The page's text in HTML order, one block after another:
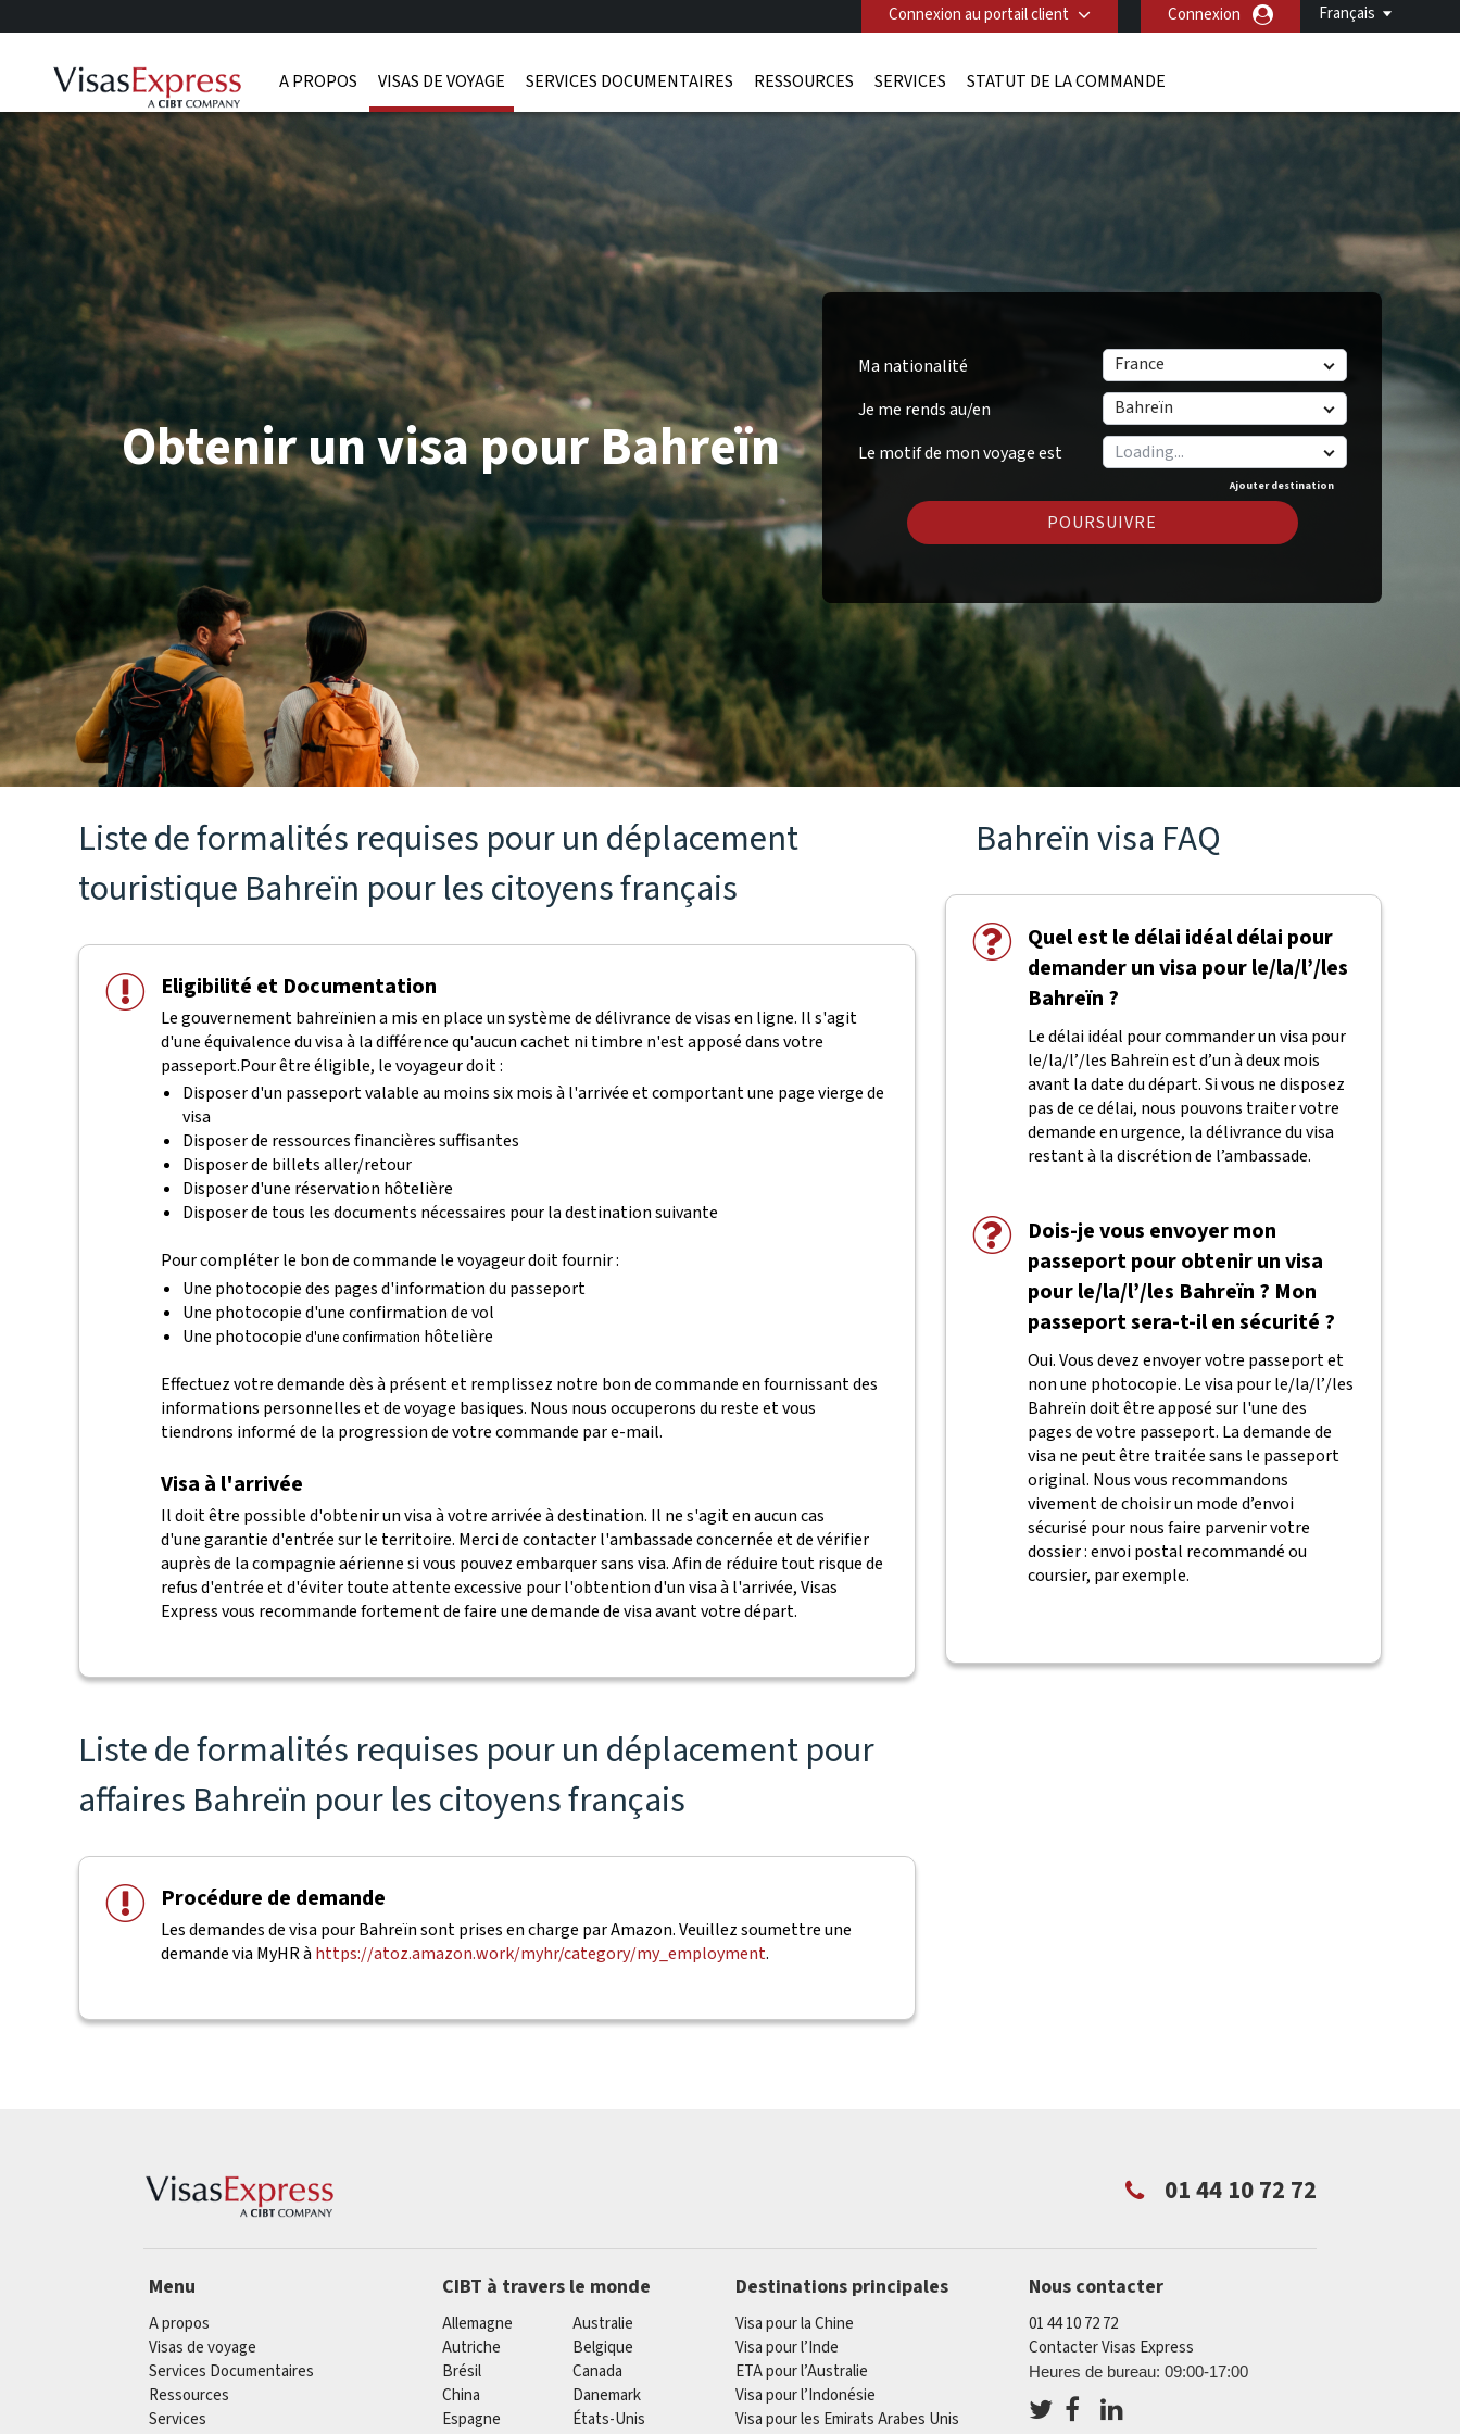
Français
Connexion au portail client Connexion
A PROPOS VISAS DE VOYAGE SERVICES DOCUMENTAIRES RESSOURCES SERVICES STATUT DE LA COMMANDE
Ma nationalité
France
Je me rends au/en
Bahreïn
Le motif de mon voyage est
Ajouter destination
POURSUIVRE
Obtenir un visa pour Bahreïn
Liste de formalités requises pour un déplacement
touristique Bahreïn pour les citoyens français
Eligibilité et Documentation
Le gouvernement bahreïnien a mis en place un système de délivrance de visas en ligne. Il s'agit
d'une équivalence du visa à la différence qu'aucun cachet ni timbre n'est apposé dans votre
passeport.Pour être éligible, le voyageur doit :
Disposer d'un passeport valable au moins six mois à l'arrivée et comportant une page vierge de
visa
Disposer de ressources financières suffisantes
Disposer de billets aller/retour
Disposer d'une réservation hôtelière
Disposer de tous les documents nécessaires pour la destination suivante
Pour compléter le bon de commande le voyageur doit fournir :
Une photocopie des pages d'information du passeport
Une photocopie d'une confirmation de vol
Une photocopie d'une confirmation hôtelière
Effectuez votre demande dès à présent et remplissez notre bon de commande en fournissant des
informations personnelles et de voyage basiques. Nous nous occuperons du reste et vous
tiendrons informé de la progression de votre commande par e-mail.
Visa à l'arrivée
Il doit être possible d'obtenir un visa à votre arrivée à destination. Il ne s'agit en aucun cas
d'une garantie d'entrée sur le territoire. Merci de contacter l'ambassade concernée et de vérifier
auprès de la compagnie aérienne si vous pouvez embarquer sans visa. Afin de réduire tout risque de
refus d'entrée et d'éviter toute attente excessive pour l'obtention d'un visa à l'arrivée, Visas
Express vous recommande fortement de faire une demande de visa avant votre départ.
Liste de formalités requises pour un déplacement pour
affaires Bahreïn pour les citoyens français
Procédure de demande
Les demandes de visa pour Bahreïn sont prises en charge par Amazon. Veuillez soumettre une
demande via MyHR à https://atoz.amazon.work/myhr/category/my_employment.
Bahreïn visa FAQ
Quel est le délai idéal délai pour
demander un visa pour le/la/l’/les
Bahreïn ?
Le délai idéal pour commander un visa pour
le/la/l’/les Bahreïn est d’un à deux mois
avant la date du départ. Si vous ne disposez
pas de ce délai, nous pouvons traiter votre
demande en urgence, la délivrance du visa
restant à la discrétion de l’ambassade.
Dois-je vous envoyer mon
passeport pour obtenir un visa
pour le/la/l’/les Bahreïn ? Mon
passeport sera-t-il en sécurité ?
Oui. Vous devez envoyer votre passeport et
non une photocopie. Le visa pour le/la/l’/les
Bahreïn doit être apposé sur l'une des
pages de votre passeport. La demande de
visa ne peut être traitée sans le passeport
original. Nous vous recommandons
vivement de choisir un mode d’envoi
sécurisé pour nous faire parvenir votre
dossier : envoi postal recommandé ou
coursier, par exemple.
01 44 10 72 72
Menu
A propos
Visas de voyage
Services Documentaires
Ressources
Services
CIBT à travers le monde
Allemagne
Australie
Autriche
Belgique
Brésil
Canada
China
Danemark
Espagne
États-Unis
Destinations principales
Visa pour la Chine
Visa pour l’Inde
ETA pour l’Australie
Visa pour l’Indonésie
Visa pour les Emirats Arabes Unis
Nous contacter
01 44 10 72 72
Contacter Visas Express
Heures de bureau: 09:00-17:00